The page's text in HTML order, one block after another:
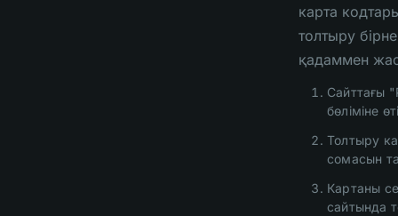
карта
толтыру
қадаммен
Сайттағы
бөліміне
Толтыру
сомасын
Картаны
сайтында